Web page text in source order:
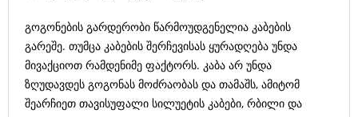
გოგონების გარდერობი წარმოუდგენელია კაბების
გარეშე. თუმცა კაბების შერჩევისას ყურადღება უნდა
მივაქციოთ რამდენიმე ფაქტორს. კაბა არ უნდა
ზღუდავდეს გოგონას მოძრაობას და თამაშს, ამიტომ
შეარჩიეთ თავისუფალი სილუეტის კაბები, რბილი და